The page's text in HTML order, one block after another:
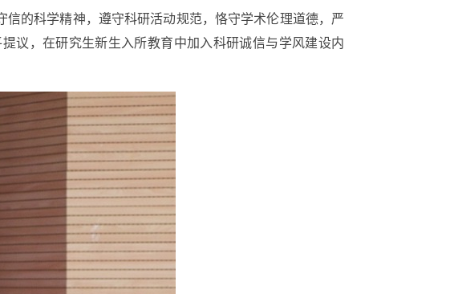
的科学精神，遵守科研活动规范，恪守学术伦理道德，严
议，在研究生新生入所教育中加入科研诚信与学风建设内